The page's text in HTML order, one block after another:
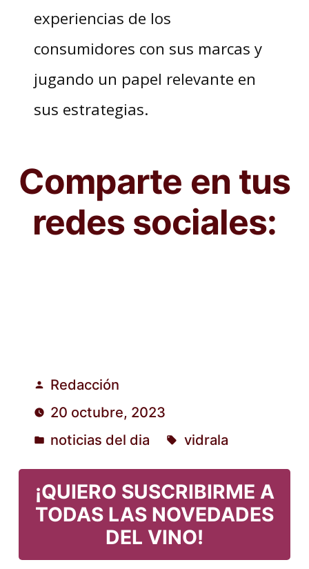
experiencias de los
consumidores con sus marcas y
jugando un papel relevante en
sus estrategias.
Comparte en tus
redes sociales:
Publicado
por
Redacción
20 octubre, 2023
Publicado
en
noticias del dia vidrala
¡QUIERO SUSCRIBIRME A
TODAS LAS NOVEDADES
DEL VINO!